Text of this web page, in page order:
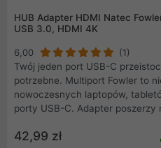
HUB Adapter HDMI Natec
USB 3.0, HDMI 4K
6,00
(1)
Twój jeden port USB-C
potrzebne. Multiport Fowler to
nowoczesnych laptopów,
porty USB-C. Adapter poszerzy
Ty sam - będziesz się cieszyć
swojego urządzenia.
42,99 zł